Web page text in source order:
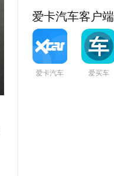
爱卡汽车客户端
爱卡汽车 爱买车